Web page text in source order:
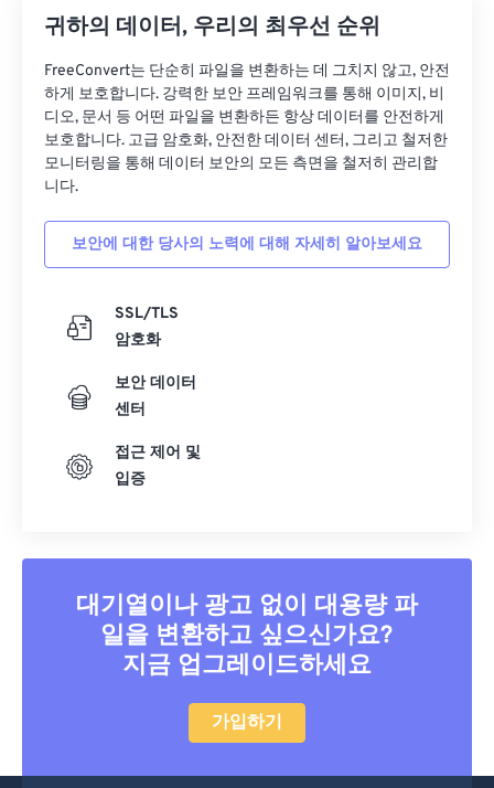
귀하의 데이터, 우리의 최우선 순위
FreeConvert는 단순히 파일을 변환하는 데 그치지 않고, 안전
하게 보호합니다. 강력한 보안 프레임워크를 통해 이미지, 비
디오, 문서 등 어떤 파일을 변환하든 항상 데이터를 안전하게
보호합니다. 고급 암호화, 안전한 데이터 센터, 그리고 철저한
모니터링을 통해 데이터 보안의 모든 측면을 철저히 관리합
니다.
보안에 대한 당사의 노력에 대해 자세히 알아보세요
SSL/TLS
암호화
보안 데이터
센터
접근 제어 및
입증
대기열이나 광고 없이 대용량 파
일을 변환하고 싶으신가요?
지금 업그레이드하세요
가입하기